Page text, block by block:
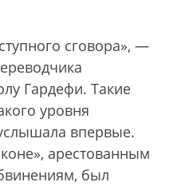
сговора», —
Гардефи. Такие
уровня
впервые.
арестованным
был